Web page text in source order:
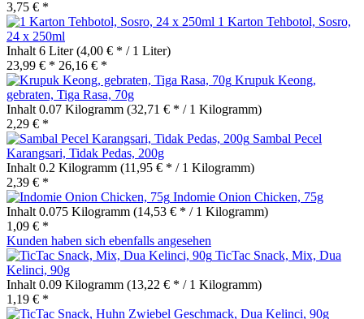
3,75 € *
1 Karton Tehbotol, Sosro,
24 x 250ml
Inhalt 6 Liter(4,00 € * / 1 Liter)
23,99 € * 26,16 € *
Krupuk Keong,
gebraten, Tiga Rasa, 70g
Inhalt 0.07 Kilogramm (32,71 € * / 1 Kilogramm)
2,29 € *
Sambal Pecel
Karangsari, Tidak Pedas, 200g
Inhalt 0.2 Kilogramm (11,95 € * / 1 Kilogramm)
2,39 € *
Indomie Onion Chicken, 75g
Inhalt 0.075 Kilogramm (14,53 € * / 1 Kilogramm)
1,09 € *
Kunden haben sich ebenfalls angesehen
TicTac Snack, Mix, Dua
Kelinci, 90g
Inhalt 0.09 Kilogramm (13,22 € * / 1 Kilogramm)
1,19 € *